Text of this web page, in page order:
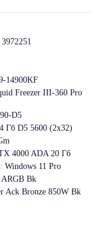
14900KF
Freezer III-360 Pro
D5
Гб D5 5600 (2х32)
4000 ADA 20 Гб
Windows 11 Pro
ARGB Bk
Ack Bronze 850W Bk